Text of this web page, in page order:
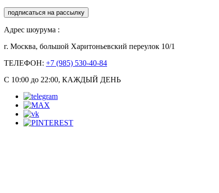
подписаться на рассылку
Адрес шоурума :
г. Москва, большой Харитоньевский переулок 10/1
ТЕЛЕФОН: +7 (985) 530-40-84
С 10:00 до 22:00, КАЖДЫЙ ДЕНЬ